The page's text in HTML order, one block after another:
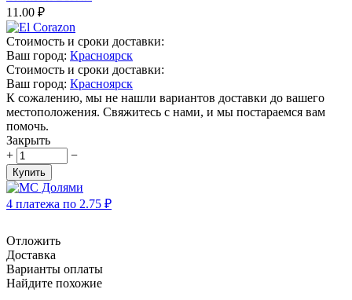
11.00 ₽
Стоимость и сроки доставки:
Ваш город: Красноярск
Стоимость и сроки доставки:
Ваш город: Красноярск
К сожалению, мы не нашли вариантов доставки до вашего
местоположения. Свяжитесь с нами, и мы постараемся вам
помочь.
Закрыть
+
−
Купить
4 платежа по 2.75 ₽
Отложить
Доставка
Варианты оплаты
Найдите похожие